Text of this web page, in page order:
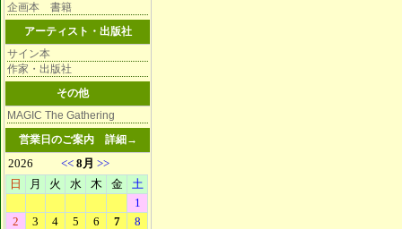
企画本 書籍
アーティスト・出版社
サイン本
作家・出版社
その他
MAGIC The Gathering
営業日のご案内 詳細→